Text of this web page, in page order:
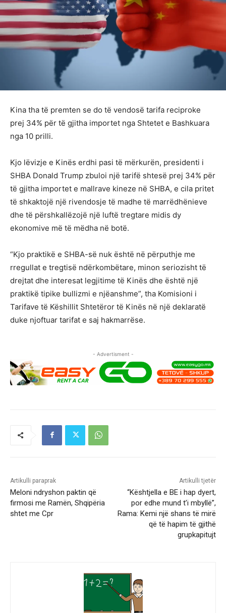
Kina tha të premten se do të vendosë tarifa reciproke
prej 34% për të gjitha importet nga Shtetet e Bashkuara
nga 10 prilli.
Kjo lëvizje e Kinës erdhi pasi të mërkurën, presidenti i
SHBA Donald Trump zbuloi një tarifë shtesë prej 34% për
të gjitha importet e mallrave kineze në SHBA, e cila pritet
të shkaktojë një rivendosje të madhe të marrëdhënieve
dhe të përshkallëzojë një luftë tregtare midis dy
ekonomive më të mëdha në botë.
“Kjo praktikë e SHBA-së nuk është në përputhje me
rregullat e tregtisë ndërkombëtare, minon seriozisht të
drejtat dhe interesat legjitime të Kinës dhe është një
praktikë tipike bullizmi e njëanshme”, tha Komisioni i
Tarifave të Këshillit Shtetëror të Kinës në një deklaratë
duke njoftuar tarifat e saj hakmarrëse.
- Advertisment -
Artikulli paraprak
Meloni ndryshon paktin që
firmosi me Ramën, Shqipëria
shtet me Cpr
Artikulli tjetër
“Kështjella e BE i hap dyert,
por edhe mund t’i mbyllë”,
Rama: Kemi një shans të mirë
që të hapim të gjithë
grupkapitujt